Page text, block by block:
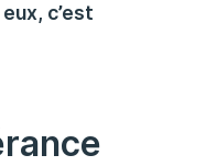
c’est